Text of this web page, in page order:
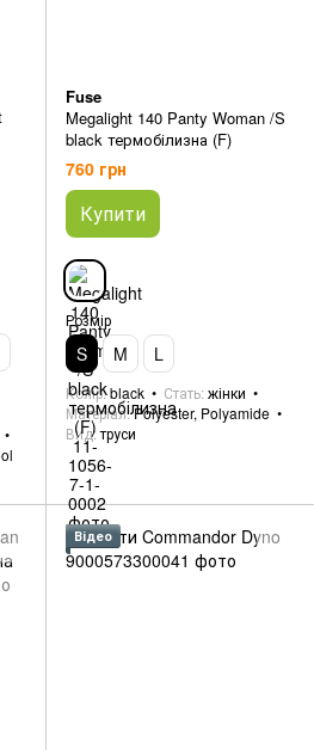
Fuse
Megalight 140 Panty Woman /S
black термобілизна (F)
760 грн
Купити
Розмір
S M L
Колір black Стать жінки
Матеріал Polyester, Polyamide
Вид труси
Відео